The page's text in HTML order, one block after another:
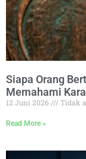
Siapa Orang
Memahami
12 Juni 2026 Tidak
Read More »